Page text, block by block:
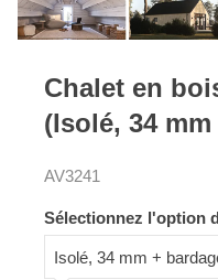
Chalet en
(Isolé, 34 mm
AV3241
Sélectionnez l'option
Isolé, 34 mm +